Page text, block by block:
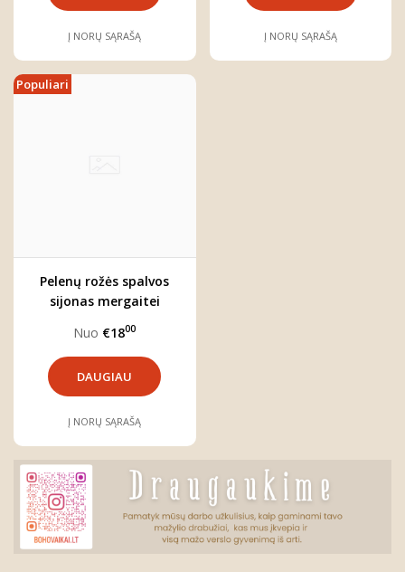
Į NORŲ SĄRAŠĄ Į NORŲ SĄRAŠĄ
Populiari
Pelenų rožės spalvos
sijonas mergaitei
Nuo €1800
DAUGIAU
Į NORŲ SĄRAŠĄ